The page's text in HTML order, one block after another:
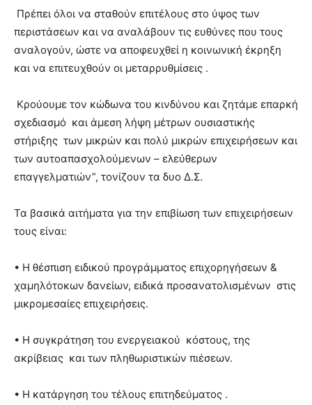
Πρέπει όλοι να σταθούν επιτέλους στο ύψος των
περιστάσεων και να αναλάβουν τις ευθύνες που τους
αναλογούν, ώστε να αποφευχθεί η κοινωνική έκρηξη
και να επιτευχθούν οι μεταρρυθμίσεις .
Κρούουμε τον κώδωνα του κινδύνου και ζητάμε επαρκή
σχεδιασμό και άμεση λήψη μέτρων ουσιαστικής
στήριξης των μικρών και πολύ μικρών επιχειρήσεων και
των αυτοαπασχολούμενων – ελεύθερων
επαγγελματιών”, τονίζουν τα δυο Δ.Σ.
Τα βασικά αιτήματα για την επιβίωση των επιχειρήσεων
τους είναι:
• Η θέσπιση ειδικού προγράμματος επιχορηγήσεων &
χαμηλότοκων δανείων, ειδικά προσανατολισμένων στις
μικρομεσαίες επιχειρήσεις.
• Η συγκράτηση του ενεργειακού κόστους, της
ακρίβειας και των πληθωριστικών πιέσεων.
• Η κατάργηση του τέλους επιτηδεύματος .